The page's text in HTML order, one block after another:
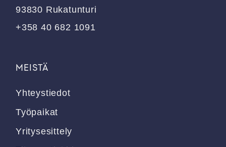
93830 Rukatunturi
+358 40 682 1091
MEISTÄ
Yhteystiedot
Työpaikat
Yritysesittely